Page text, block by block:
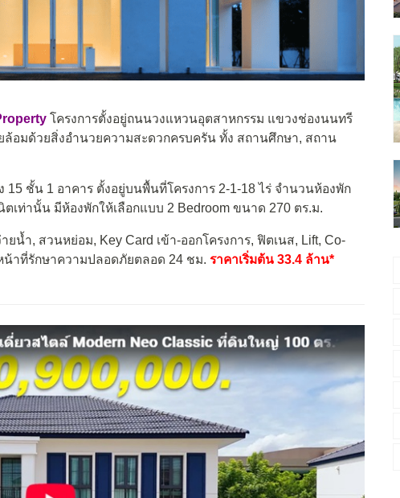
โครงการตั้งอยู่ถนนวงแหวนอุตสาหกรรม แขวงช่องนนทรี
ล้อมด้วยสิ่งอำนวยความสะดวกครบครัน ทั้ง สถานศึกษา, สถาน
15 ชั้น 1 อาคาร ตั้งอยู่บนพื้นที่โครงการ 2-1-18 ไร่ จำนวนห้องพัก
เท่านั้น มีห้องพักให้เลือกแบบ 2 Bedroom ขนาด 270 ตร.ม.
ยน้ำ, สวนหย่อม, Key Card เข้า-ออกโครงการ, ฟิตเนส, Lift, Co-
น้าที่รักษาความปลอดภัยตลอด 24 ชม. ราคาเริ่มต้น 33.4 ล้าน*